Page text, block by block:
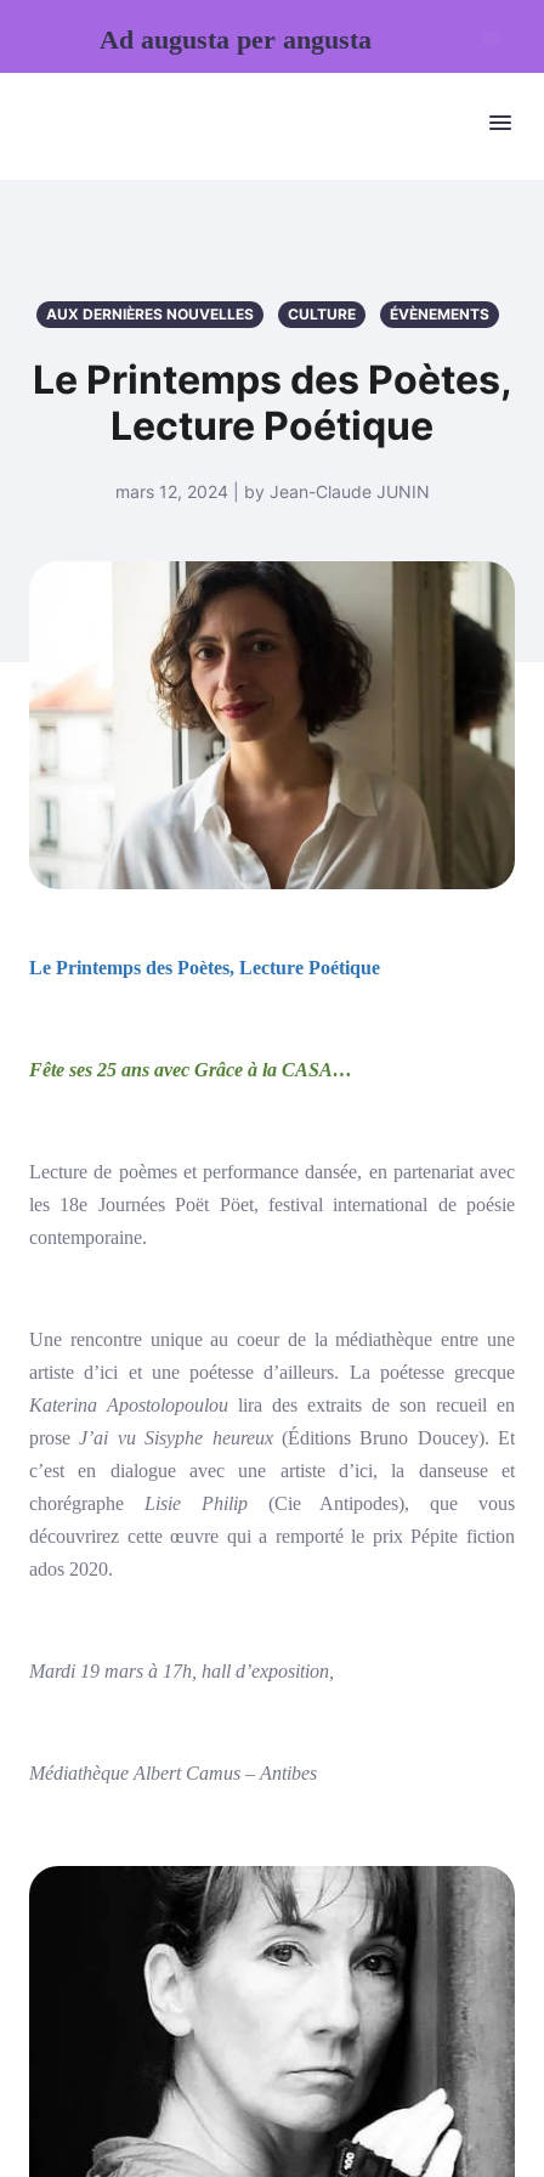
AUX DERNIÈRES NOUVELLES CULTURE ÉVÈNEMENTS
Le Printemps des Poètes,
Lecture Poétique
mars 12, 2024 | by Jean-Claude JUNIN
Le Printemps des Poètes, Lecture Poétique
Fête ses 25 ans avec Grâce à la CASA…
Lecture de poèmes et performance dansée, en partenariat avec
les 18e Journées Poët Pöet, festival international de poésie
contemporaine.
Une rencontre unique au coeur de la médiathèque entre une
artiste d’ici et une poétesse d’ailleurs. La poétesse grecque
Katerina Apostolopoulou lira des extraits de son recueil en
proseJ’ai vu Sisyphe heureux(Éditions Bruno Doucey). Et
c’est en dialogue avec une artiste d’ici, la danseuse et
chorégraphe Lisie Philip(Cie Antipodes), que vous
découvrirez cette œuvre qui a remporté le prix Pépite fiction
ados 2020.
Mardi 19 mars à 17h, hall d’exposition,
Médiathèque Albert Camus – Antibes
Ad augusta per angusta